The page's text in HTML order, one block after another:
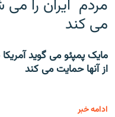
مردم ایران را می
می کند
مایک پمپئو می گوید
از آنها حمایت می کند
ادامه خبر